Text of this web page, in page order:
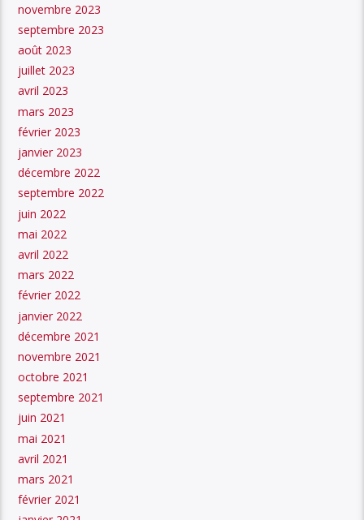
novembre 2023
septembre 2023
août 2023
juillet 2023
avril 2023
mars 2023
février 2023
janvier 2023
décembre 2022
septembre 2022
juin 2022
mai 2022
avril 2022
mars 2022
février 2022
janvier 2022
décembre 2021
novembre 2021
octobre 2021
septembre 2021
juin 2021
mai 2021
avril 2021
mars 2021
février 2021